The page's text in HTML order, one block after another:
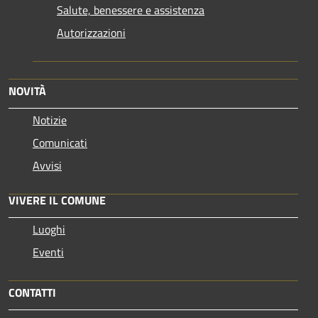
Salute, benessere e assistenza
Autorizzazioni
NOVITÀ
Notizie
Comunicati
Avvisi
VIVERE IL COMUNE
Luoghi
Eventi
CONTATTI